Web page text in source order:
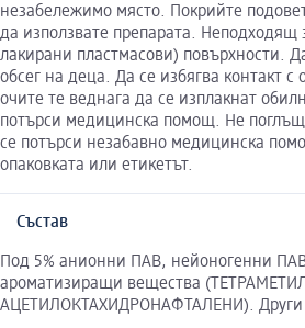
незабележимо място. Покрийте
да използвате препарата. Неподходящ
лакирани пластмасови) повърхности.
обсег на деца. Да се избягва контакт с
очите те веднага да се изплакнат
потърси медицинска помощ. Не
се потърси незабавно медицинска
опаковката или етикетът.
Състав
Под 5% анионни ПАВ, нейоногенни
ароматизиращи вещества
АЦЕТИЛОКТАХИДРОНАФТАЛЕНИ). Други